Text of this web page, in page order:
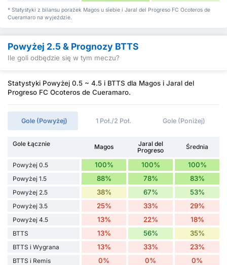
* Statystyki z bilansu porażek Magos u siebie i Jaral del Progreso FC Ocoteros de
Cueramaro na wyjeździe.
Powyżej 2.5 & Prognozy BTTS
Ile goli odbędzie się w tym meczu?
Statystyki Powyżej 0.5 ~ 4.5 i BTTS dla Magos i Jaral del
Progreso FC Ocoteros de Cueramaro.
Gole (Powyżej) 1 Poł./2 Poł. Gole (Poniżej)
Gole Łącznie Magos
Jaral del
Progreso
Średnia
Powyżej 0.5 100% 100% 100%
Powyżej 1.5 88% 78% 83%
Powyżej 2.5 38% 67% 53%
Powyżej 3.5 25% 33% 29%
Powyżej 4.5 13% 22% 18%
BTTS 13% 56% 35%
BTTS i Wygrana 13% 33% 23%
BTTS i Remis 0% 0% 0%